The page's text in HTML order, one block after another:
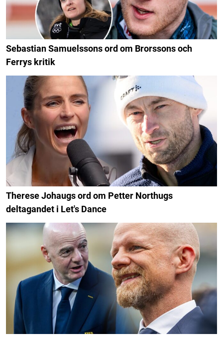
Sebastian Samuelssons ord om Brorssons och
Ferrys kritik
Therese Johaugs ord om Petter Northugs
deltagandet i Let's Dance